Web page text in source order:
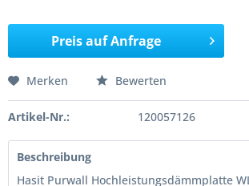
Preis auf Anfrage
Merken Bewerten
Artikel-Nr.: 120057126
Beschreibung
Hasit Purwall Hochleistungsdämmplatte